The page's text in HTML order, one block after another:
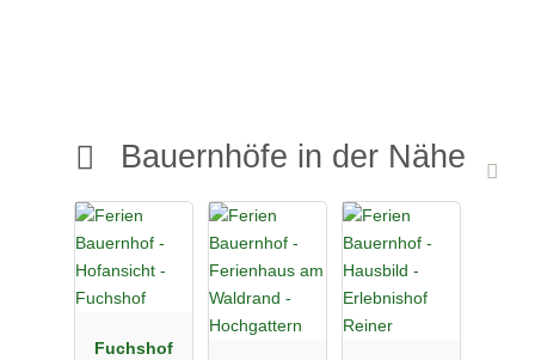
Bauernhöfe in der Nähe
Fuchshof